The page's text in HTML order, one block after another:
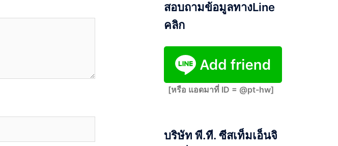
สอบถามข้อมูลทางLine
คลิก
[หรือ แอดมาที่ ID = @pt-hw]
บริษัท พี.ที. ซีสเท็มเอ็นจิ